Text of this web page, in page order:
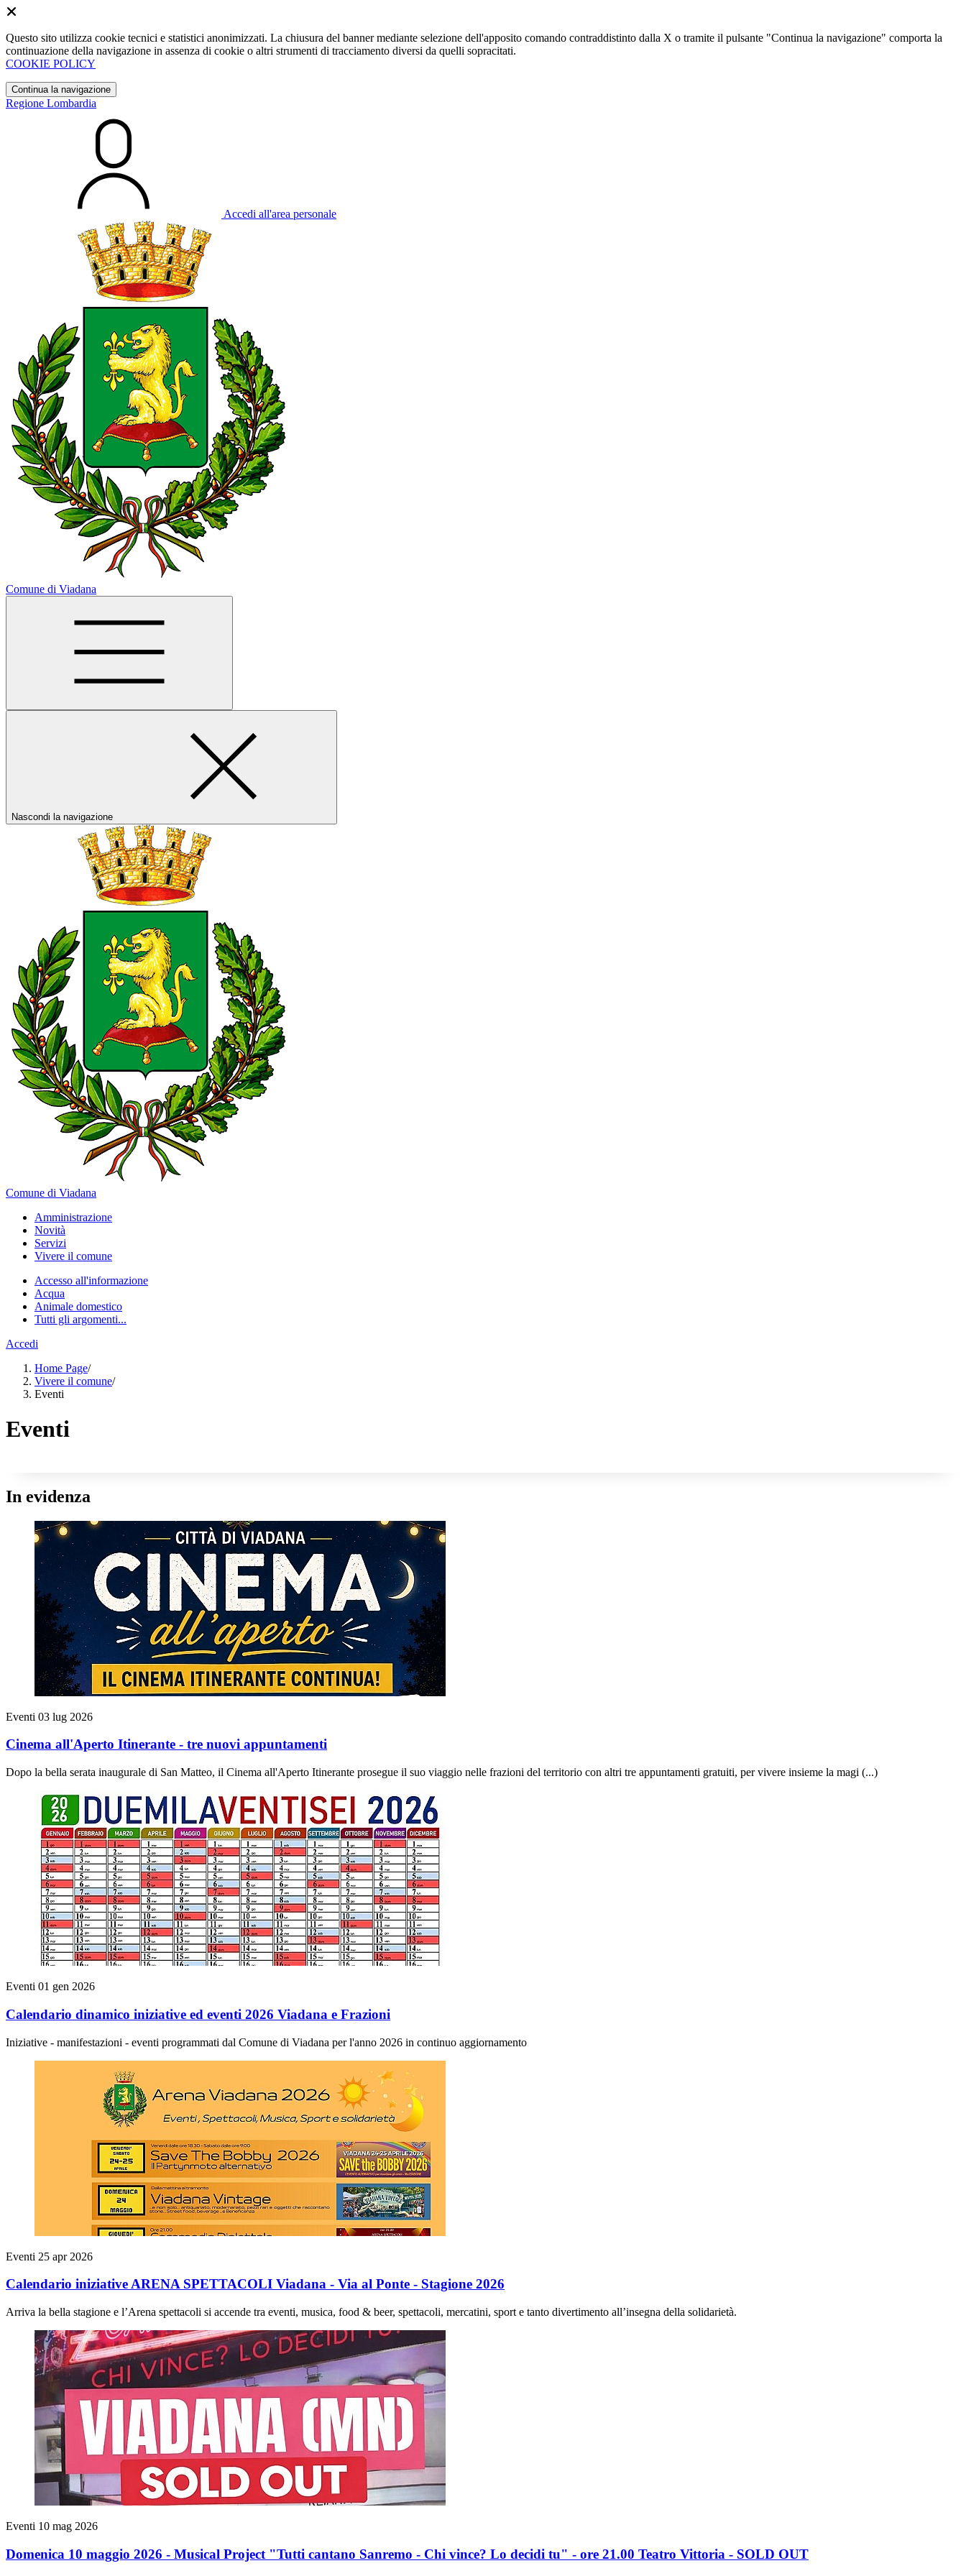
Questo sito utilizza cookie tecnici e statistici anonimizzati. La chiusura del banner mediante selezione dell'apposito comando contraddistinto dalla X o tramite il pulsante "Continua la navigazione" comporta la
continuazione della navigazione in assenza di cookie o altri strumenti di tracciamento diversi da quelli sopracitati.
COOKIE POLICY
Continua la navigazione
Regione Lombardia
Accedi all'area personale
Comune di Viadana
Nascondi la navigazione
Comune di Viadana
Amministrazione
Novità
Servizi
Vivere il comune
Accesso all'informazione
Acqua
Animale domestico
Tutti gli argomenti...
Accedi
Home Page/
Vivere il comune/
Eventi
Eventi
In evidenza
Eventi 03 lug 2026
Cinema all'Aperto Itinerante - tre nuovi appuntamenti
Dopo la bella serata inaugurale di San Matteo, il Cinema all'Aperto Itinerante prosegue il suo viaggio nelle frazioni del territorio con altri tre appuntamenti gratuiti, per vivere insieme la magi (...)
Eventi 01 gen 2026
Calendario dinamico iniziative ed eventi 2026 Viadana e Frazioni
Iniziative - manifestazioni - eventi programmati dal Comune di Viadana per l'anno 2026 in continuo aggiornamento
Eventi 25 apr 2026
Calendario iniziative ARENA SPETTACOLI Viadana - Via al Ponte - Stagione 2026
Arriva la bella stagione e l’Arena spettacoli si accende tra eventi, musica, food & beer, spettacoli, mercatini, sport e tanto divertimento all’insegna della solidarietà.
Eventi 10 mag 2026
Domenica 10 maggio 2026 - Musical Project "Tutti cantano Sanremo - Chi vince? Lo decidi tu" - ore 21.00 Teatro Vittoria - SOLD OUT